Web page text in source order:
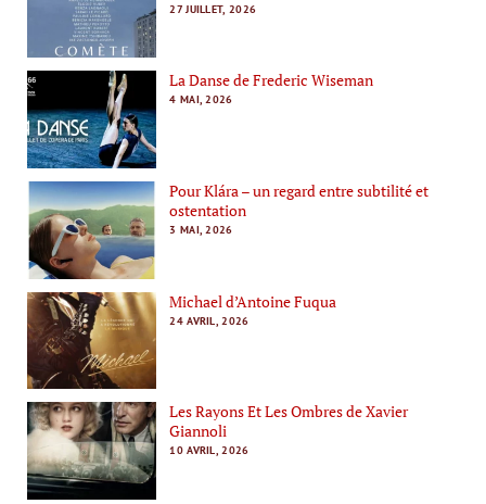
27 JUILLET, 2026
La Danse de Frederic Wiseman
4 MAI, 2026
Pour Klára – un regard entre subtilité et
ostentation
3 MAI, 2026
Michael d’Antoine Fuqua
24 AVRIL, 2026
Les Rayons Et Les Ombres de Xavier
Giannoli
10 AVRIL, 2026